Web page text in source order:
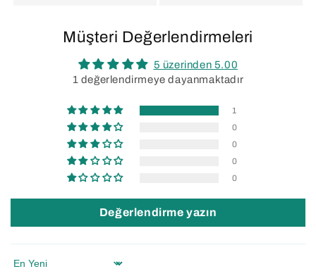
Müşteri Değerlendirmeleri
5 üzerinden 5.00
1 değerlendirmeye dayanmaktadır
1
0
0
0
0
Değerlendirme yazın
Sort by